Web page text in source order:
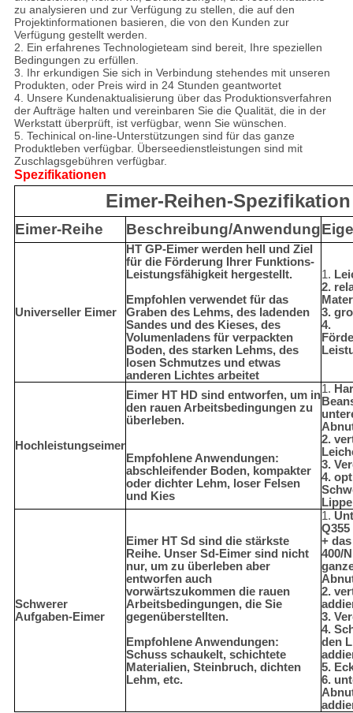
zu analysieren und zur Verfügung zu stellen, die auf den
Projektinformationen basieren, die von den Kunden zur
Verfügung gestellt werden.
2. Ein erfahrenes Technologieteam sind bereit, Ihre speziellen
Bedingungen zu erfüllen.
3. Ihr erkundigen Sie sich in Verbindung stehendes mit unseren
Produkten, oder Preis wird in 24 Stunden geantwortet
4. Unsere Kundenaktualisierung über das Produktionsverfahren
der Aufträge halten und vereinbaren Sie die Qualität, die in der
Werkstatt überprüft, ist verfügbar, wenn Sie wünschen.
5. Techinical on-line-Unterstützungen sind für das ganze
Produktleben verfügbar. Überseedienstleistungen sind mit
Zuschlagsgebühren verfügbar.
Spezifikationen
Eimer-Reihen-Spezifikation
Eimer-Reihe Beschreibung/Anwendung
Universeller Eimer
HT GP-Eimer werden hell und Ziel
für die Förderung Ihrer Funktions-
Leistungsfähigkeit hergestellt.
Empfohlen verwendet für das
Graben des Lehms, des ladenden
Sandes und des Kieses, des
Volumenladens für verpackten
Boden, des starken Lehms, des
losen Schmutzes und etwas
anderen Lichtes arbeitet
1.
2.
3.
4.
Hochleistungseimer
Eimer HT HD sind entworfen, um in
den rauen Arbeitsbedingungen zu
überleben.
Empfohlene Anwendungen:
abschleifender Boden, kompakter
oder dichter Lehm, loser Felsen
und Kies
1.
2.
3.
4.
Schwerer
Aufgaben-Eimer
Eimer HT Sd sind die stärkste
Reihe. Unser Sd-Eimer sind nicht
nur, um zu überleben aber
entworfen auch
vorwärtszukommen die rauen
Arbeitsbedingungen, die Sie
gegenüberstellten.
Empfohlene Anwendungen:
Schuss schaukelt, schichtete
Materialien, Steinbruch, dichten
Lehm, etc.
1.
+
400/
2.
3.
4.
den
5.
6.